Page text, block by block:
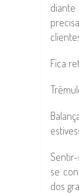
Fica
se
dos